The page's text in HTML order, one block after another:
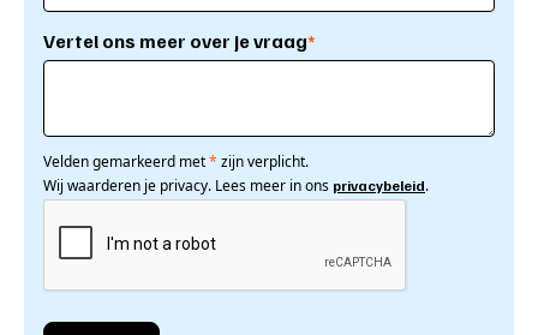
Vertel ons meer over je vraag*
Velden gemarkeerd met* zijn verplicht.
Wij waarderen je privacy. Lees meer in ons privacybeleid.